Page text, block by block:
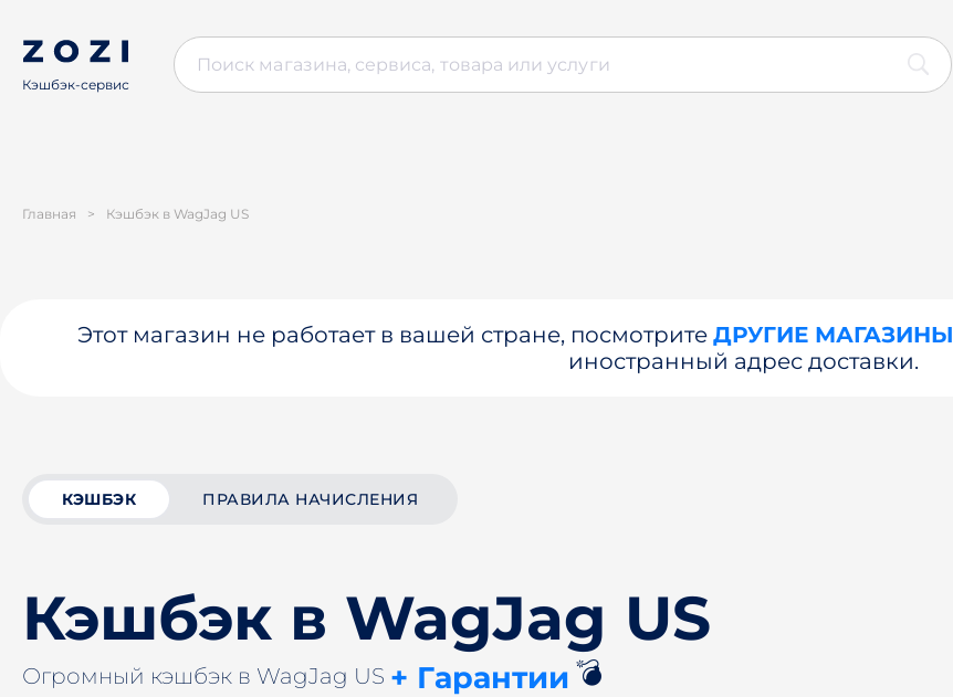
Кэшбэк-сервис
Главная > Кэшбэк в WagJag US
Этот магазин не работает в вашей стране, посмотрите ДРУГИЕ МАГАЗИНЫ
иностранный адрес доставки.
КЭШБЭК ПРАВИЛА НАЧИСЛЕНИЯ
Кэшбэк в WagJag US
Огромный кэшбэк в WagJag US + Гарантии 💣